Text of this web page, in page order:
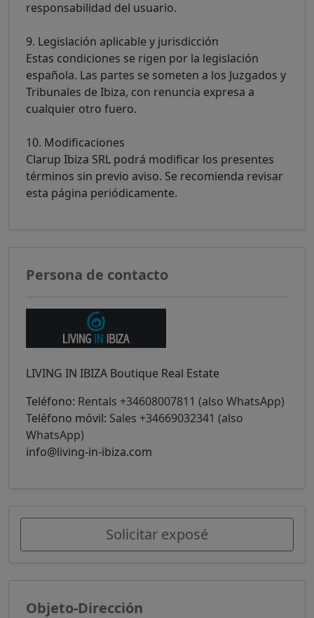
responsabilidad del usuario.
9. Legislación aplicable y jurisdicción
Estas condiciones se rigen por la legislación
española. Las partes se someten a los Juzgados y
Tribunales de Ibiza, con renuncia expresa a
cualquier otro fuero.
10. Modificaciones
Clarup Ibiza SRL podrá modificar los presentes
términos sin previo aviso. Se recomienda revisar
esta página periódicamente.
Persona de contacto
LIVING IN IBIZA Boutique Real Estate
Teléfono: Rentals +34608007811 (also WhatsApp)
Teléfono móvil: Sales +34669032341 (also
WhatsApp)
info@living-in-ibiza.com
Solicitar exposé
Objeto-Dirección